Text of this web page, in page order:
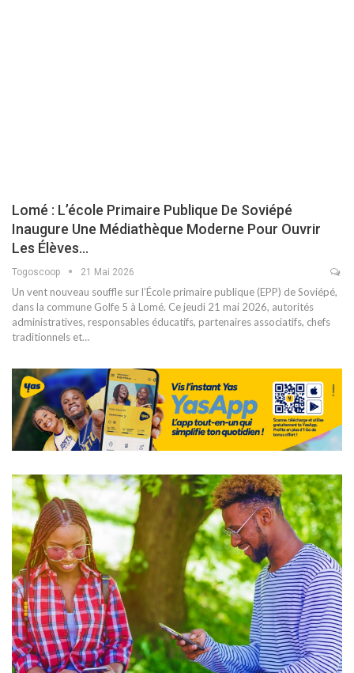
Lomé : L’école Primaire Publique De Soviépé
Inaugure Une Médiathèque Moderne Pour Ouvrir
Les Élèves…
Togoscoop 21 Mai 2026
Un vent nouveau souffle sur l’École primaire publique (EPP) de Soviépé,
dans la commune Golfe 5 à Lomé. Ce jeudi 21 mai 2026, autorités
administratives, responsables éducatifs, partenaires associatifs, chefs
traditionnels et…